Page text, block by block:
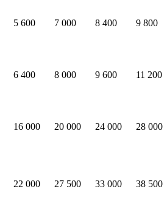
5 600 7 000 8 400 9 800
6 400 8 000 9 600 11 200
16 000 20 000 24 000 28 000
22 000 27 500 33 000 38 500